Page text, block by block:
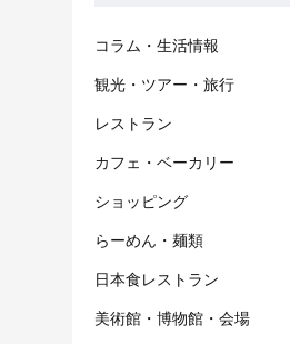
コラム・生活情報
観光・ツアー・旅行
レストラン
カフェ・ベーカリー
ショッピング
らーめん・麺類
日本食レストラン
美術館・博物館・会場